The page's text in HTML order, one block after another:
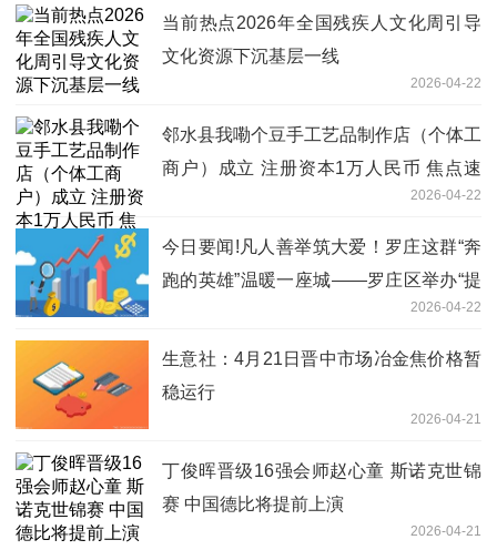
当前热点2026年全国残疾人文化周引导
文化资源下沉基层一线
2026-04-22
邻水县我嘞个豆手工艺品制作店（个体工
商户）成立 注册资本1万人民币 焦点速
2026-04-22
今日要闻!凡人善举筑大爱！罗庄这群“奔
跑的英雄”温暖一座城——罗庄区举办“提
升应急能力 赋能身边群众”文明实践活动
2026-04-22
生意社：4月21日晋中市场冶金焦价格暂
稳运行
2026-04-21
丁俊晖晋级16强会师赵心童 斯诺克世锦
赛 中国德比将提前上演
2026-04-21